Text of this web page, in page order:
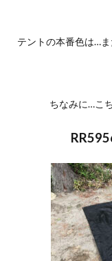
テントの本番色は…
ちなみに…こ